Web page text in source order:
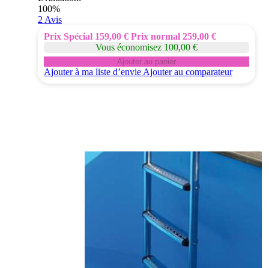
100%
2 Avis
Prix Spécial 159,00 € Prix normal 259,00 €
Vous économisez 100,00 €
Ajouter au panier
Ajouter à ma liste d’envie Ajouter au comparateur